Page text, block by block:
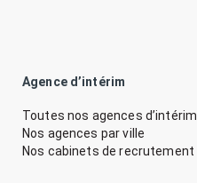
Agence d’intérim
Toutes nos agences d’intérim
Nos agences par ville
Nos cabinets de recrutement